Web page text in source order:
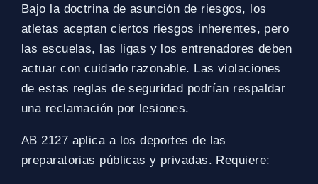
Bajo la doctrina de asunción de riesgos, los
atletas aceptan ciertos riesgos inherentes, pero
las escuelas, las ligas y los entrenadores deben
actuar con cuidado razonable. Las violaciones
de estas reglas de seguridad podrían respaldar
una reclamación por lesiones.
AB 2127 aplica a los deportes de las
preparatorias públicas y privadas. Requiere: